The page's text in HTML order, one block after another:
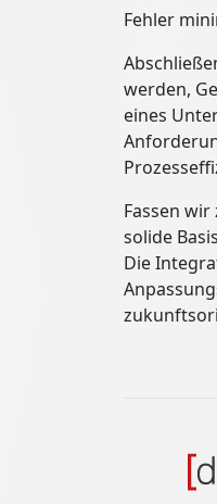
Fehler
werden,
eines
Fassen
solide
Die